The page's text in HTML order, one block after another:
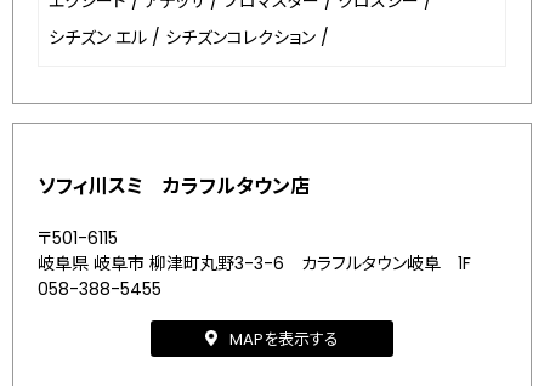
シチズン エル / シチズンコレクション /
ソフィ川スミ カラフルタウン店
〒501-6115
岐阜県 岐阜市 柳津町丸野3-3-6 カラフルタウン岐阜 1F
058-388-5455
MAPを表示する